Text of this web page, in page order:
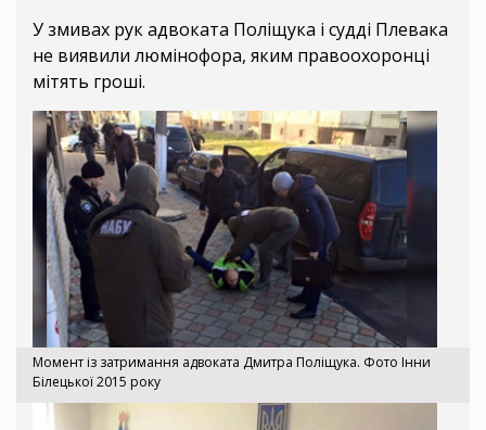
У змивах рук адвоката Поліщука і судді Плевака
не виявили люмінофора, яким правоохоронці
мітять гроші.
Момент із затримання адвоката Дмитра Поліщука. Фото Інни
Білецької 2015 року